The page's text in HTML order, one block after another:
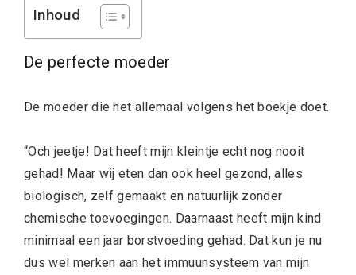
Inhoud
De perfecte moeder
De moeder die het allemaal volgens het boekje doet.
“Och jeetje! Dat heeft mijn kleintje echt nog nooit
gehad! Maar wij eten dan ook heel gezond, alles
biologisch, zelf gemaakt en natuurlijk zonder
chemische toevoegingen. Daarnaast heeft mijn kind
minimaal een jaar borstvoeding gehad. Dat kun je nu
dus wel merken aan het immuunsysteem van mijn